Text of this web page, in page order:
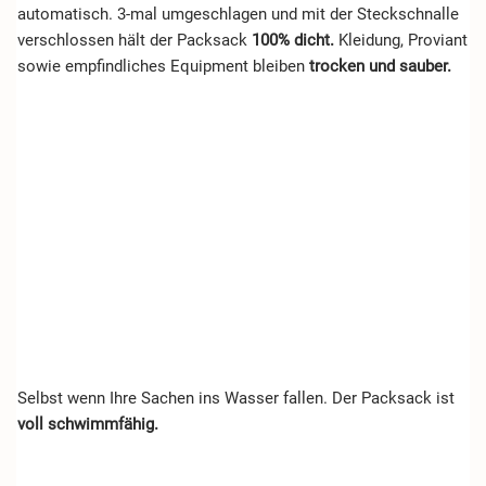
automatisch. 3-mal umgeschlagen und mit der Steckschnalle
verschlossen hält der Packsack 100% dicht. Kleidung, Proviant
sowie empfindliches Equipment bleiben trocken und sauber.
Selbst wenn Ihre Sachen ins Wasser fallen. Der Packsack ist
voll schwimmfähig.